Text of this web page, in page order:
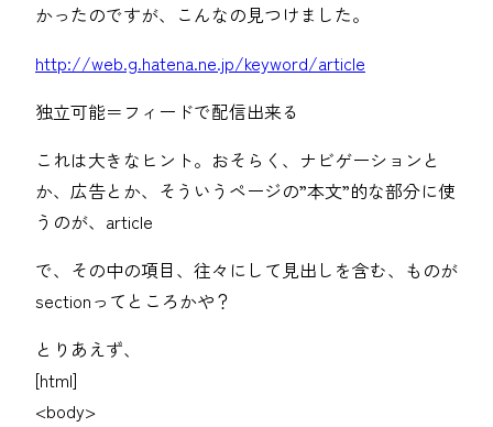
かったのですが、こんなの見つけました。
http://web.g.hatena.ne.jp/keyword/article
独立可能＝フィードで配信出来る
これは大きなヒント。おそらく、ナビゲーションと
か、広告とか、そういうページの”本文”的な部分に使
うのが、article
で、その中の項目、往々にして見出しを含む、ものが
sectionってところかや？
とりあえず、
[html]
<body>